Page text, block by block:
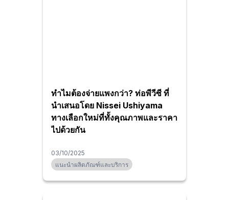
ทำไมต้องจ่ายแพงกว่า? ท่อพีวีซี ที่
นำเสนอโดย Nissei Ushiyama
ทางเลือกใหม่ที่ทั้งคุณภาพและราคา
ไปด้วยกัน
03/10/2025
แนะนำผลิตภัณฑ์และบริการ